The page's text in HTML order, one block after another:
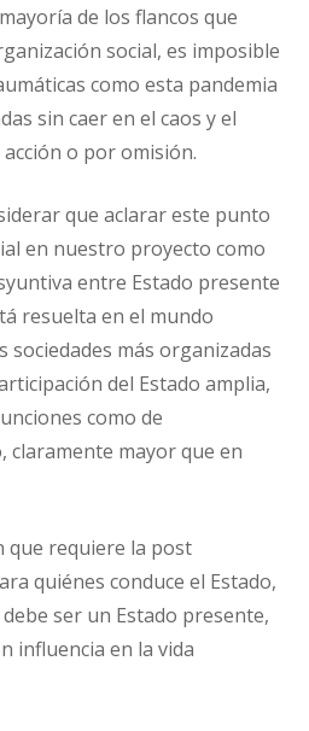
de los flancos que
social, es imposible
como esta pandemia
sin caer en el caos y el
o por omisión.
que aclarar este punto
en nuestro proyecto como
entre Estado presente
resuelta en el mundo
sociedades más organizadas
del Estado amplia,
como de
claramente mayor que en
que requiere la post
quiénes conduce el Estado,
ser un Estado presente,
influencia en la vida